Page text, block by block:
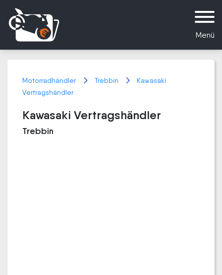
Menü
Motorradhändler Trebbin
Kawasaki
Vertragshändler
Kawasaki Vertragshändler
Trebbin